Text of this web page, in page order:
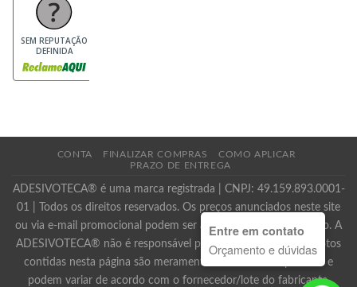
Entre em contato
Orçamento e dúvidas
SEM REPUTAÇÃO
DEFINIDA
CONTA FINALIZAR COMPRAS
COMO APLICAR
PRAZO DE ENTREGA
ADESIVOTECA® é uma marca registrada | CNPJ: 49.159.893.0001-
01 | Todos os direitos reservados. Os preços anunciados neste site
ou via e-mail promocional podem ser alterados sem prévio aviso. A
ADESIVOTECA® não é responsável por erros descritivos. As fotos
contidas nesta página são meramente ilustrativas do produto e
podem variar de acordo com o fornecedor/lote do fabricante.